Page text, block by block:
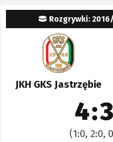
Rozgrywki:
JKH GKS Jastrzębie
(1:0, 2:0,